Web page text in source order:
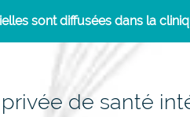
sont diffusées dans la
de santé